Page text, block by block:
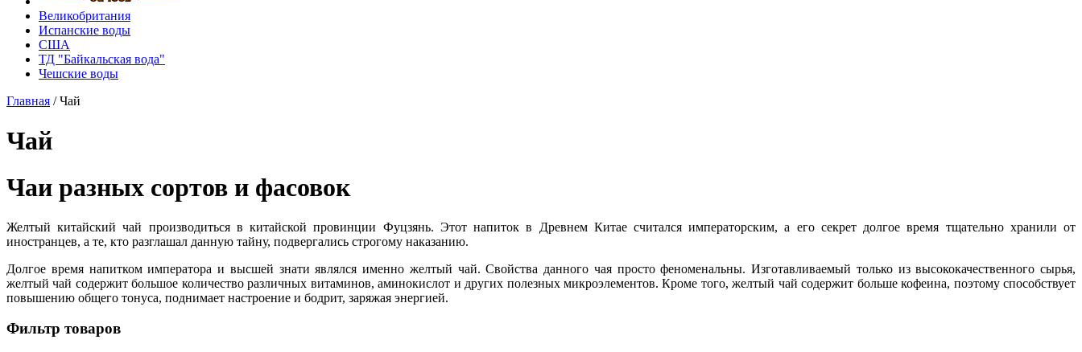
Великобритания
Испанские воды
США
ТД "Байкальская вода"
Чешские воды
Главная /Чай
Чай
Чаи разных сортов и фасовок
Желтый китайский чай производиться в китайской провинции Фуцзянь. Этот напиток в Древнем Китае считался императорским, а его секрет долгое время тщательно хранили от
иностранцев, а те, кто разглашал данную тайну, подвергались строгому наказанию.
Долгое время напитком императора и высшей знати являлся именно желтый чай. Свойства данного чая просто феноменальны. Изготавливаемый только из высококачественного сырья,
желтый чай содержит большое количество различных витаминов, аминокислот и других полезных микроэлементов. Кроме того, желтый чай содержит больше кофеина, поэтому способствует
повышению общего тонуса, поднимает настроение и бодрит, заряжая энергией.
Фильтр товаров